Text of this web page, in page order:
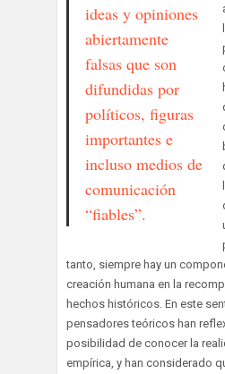
ideas y opiniones
abiertamente
falsas que son
difundidas por
políticos, figuras
importantes e
incluso medios de
comunicación
“fiables”.
tanto, siempre hay un
creación humana en la
hechos históricos. En este
pensadores teóricos han
posibilidad de conocer la
empírica, y han considerado